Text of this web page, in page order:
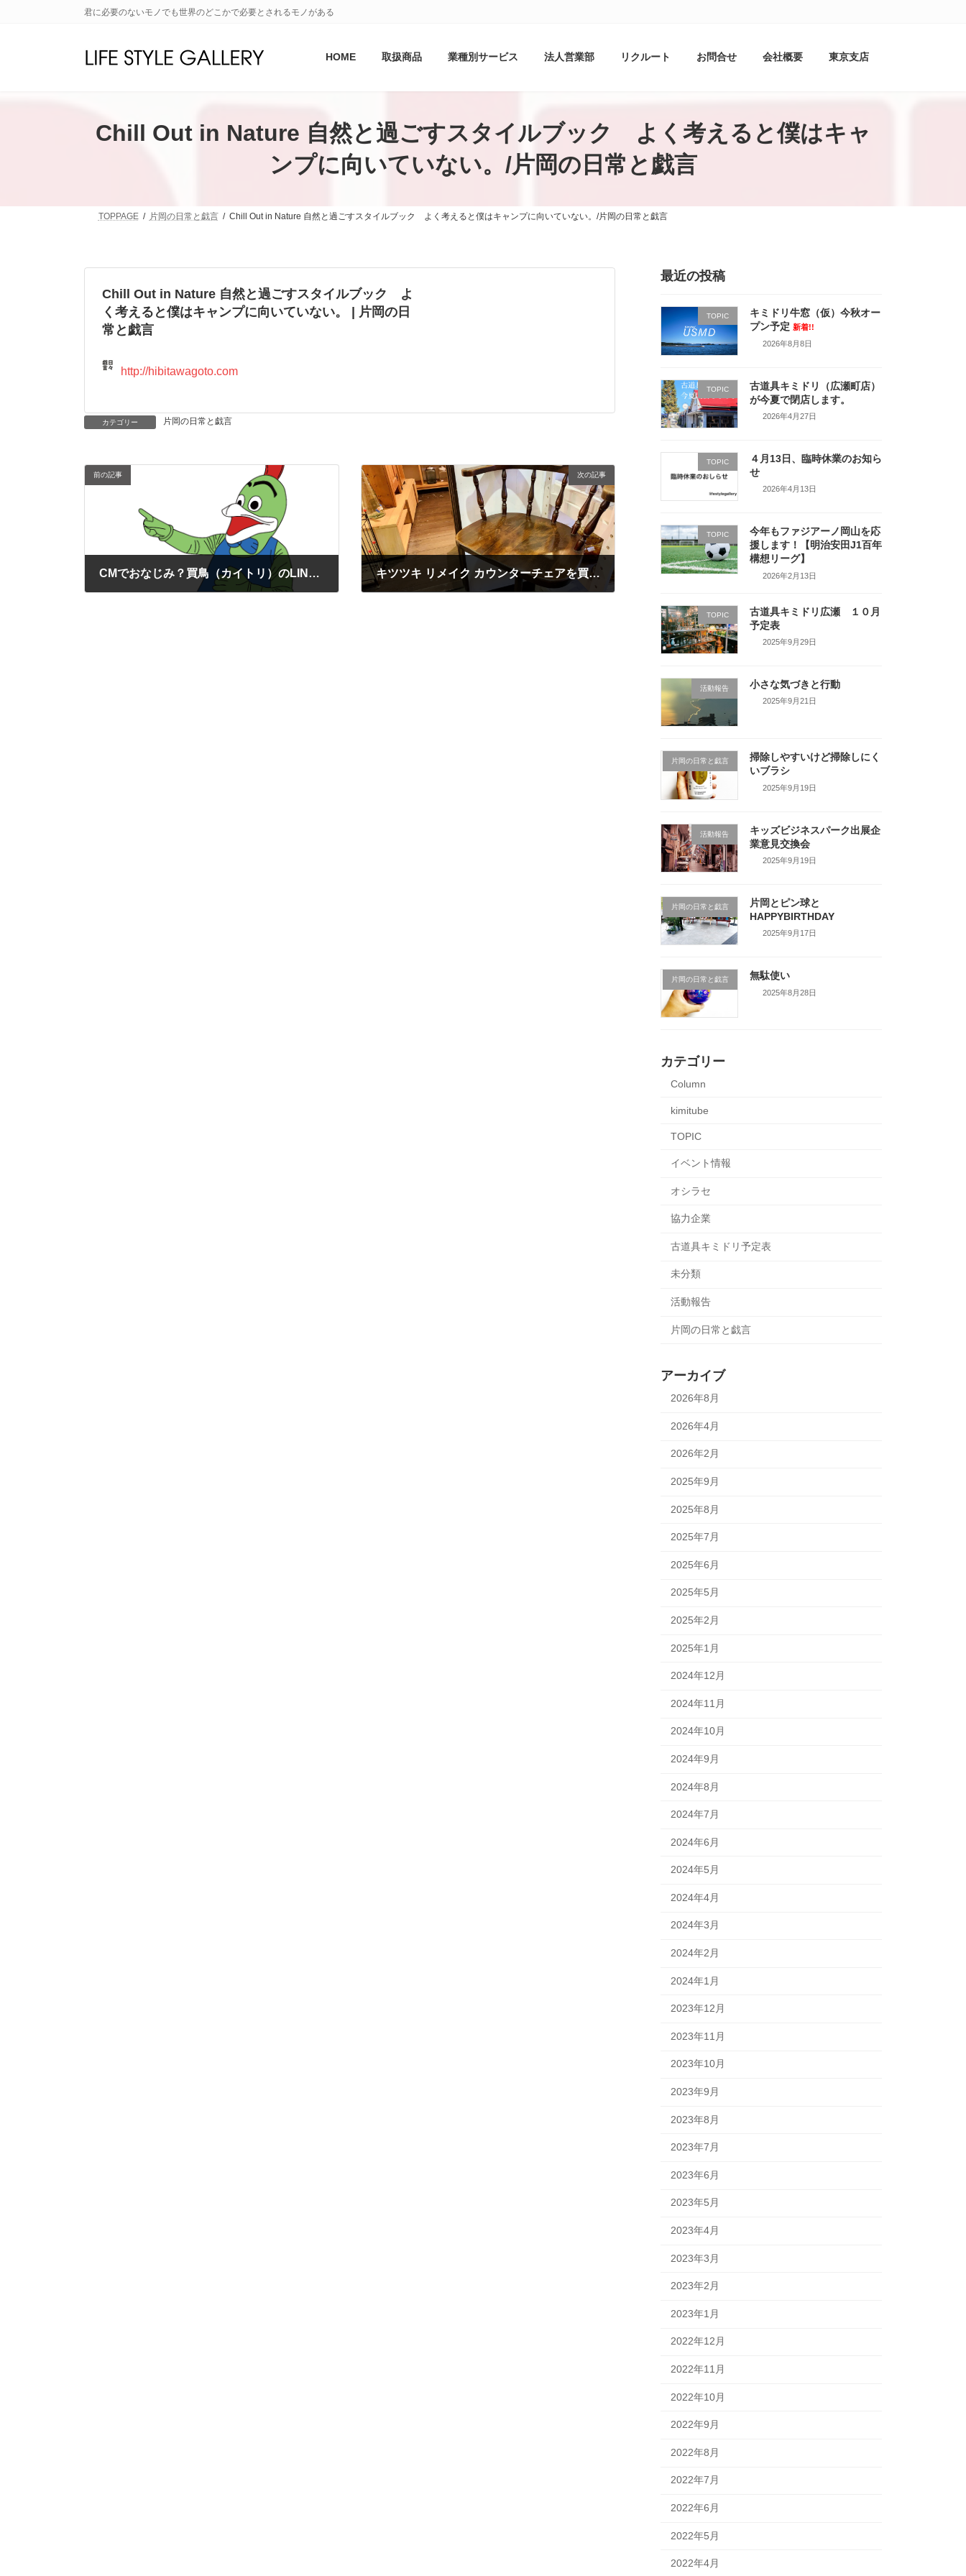
君に必要のないモノでも世界のどこかで必要とされるモノがある
HOME 取扱商品 業種別サービス 法人営業部 リクルート お問合せ 会社概要 東京支店
Chill Out in Nature 自然と過ごすスタイルブック よく考えると僕はキャ
ンプに向いていない。/片岡の日常と戯言
TOPPAGE 片岡の日常と戯言 Chill Out in Nature 自然と過ごすスタイルブック よく考えると僕はキャンプに向いていない。/片岡の日常と戯言
Chill Out in Nature 自然と過ごすスタイルブック よ
く考えると僕はキャンプに向いていない。 | 片岡の日
常と戯言
http://hibitawagoto.com
カテゴリー 片岡の日常と戯言
前の記事
CMでおなじみ？買鳥（カイトリ）のLINEスタンプが出来ました。
次の記事
キツツキ リメイク カウンターチェアを買取させていただきました！学南町店にて販売中です。
最近の投稿
TOPIC
キミドリ牛窓（仮）今秋オー
プン予定 新着!!
2026年8月8日
TOPIC
古道具キミドリ（広瀬町店）
が今夏で閉店します。
2026年4月27日
TOPIC
４月13日、臨時休業のお知ら
せ
2026年4月13日
TOPIC
今年もファジアーノ岡山を応
援します！【明治安田J1百年
構想リーグ】
2026年2月13日
TOPIC
古道具キミドリ広瀬 １０月
予定表
2025年9月29日
活動報告 小さな気づきと行動
2025年9月21日
片岡の日常と戯言
掃除しやすいけど掃除しにく
いブラシ
2025年9月19日
活動報告
キッズビジネスパーク出展企
業意見交換会
2025年9月19日
片岡の日常と戯言
片岡とピン球と
HAPPYBIRTHDAY
2025年9月17日
片岡の日常と戯言 無駄使い
2025年8月28日
カテゴリー
Column
kimitube
TOPIC
イベント情報
オシラセ
協力企業
古道具キミドリ予定表
未分類
活動報告
片岡の日常と戯言
アーカイブ
2026年8月
2026年4月
2026年2月
2025年9月
2025年8月
2025年7月
2025年6月
2025年5月
2025年2月
2025年1月
2024年12月
2024年11月
2024年10月
2024年9月
2024年8月
2024年7月
2024年6月
2024年5月
2024年4月
2024年3月
2024年2月
2024年1月
2023年12月
2023年11月
2023年10月
2023年9月
2023年8月
2023年7月
2023年6月
2023年5月
2023年4月
2023年3月
2023年2月
2023年1月
2022年12月
2022年11月
2022年10月
2022年9月
2022年8月
2022年7月
2022年6月
2022年5月
2022年4月